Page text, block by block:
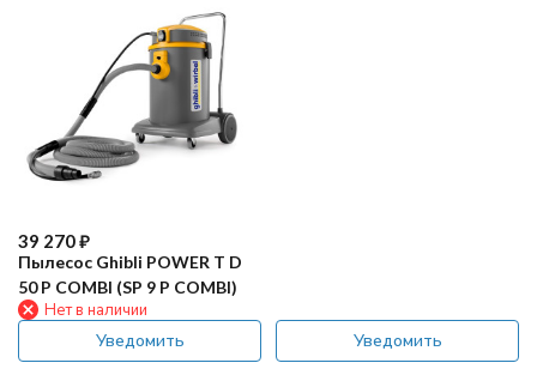
39 270₽
Пылесос Ghibli POWER T D
50 P COMBI (SP 9 P COMBI)
Нет в наличии
Уведомить Уведомить